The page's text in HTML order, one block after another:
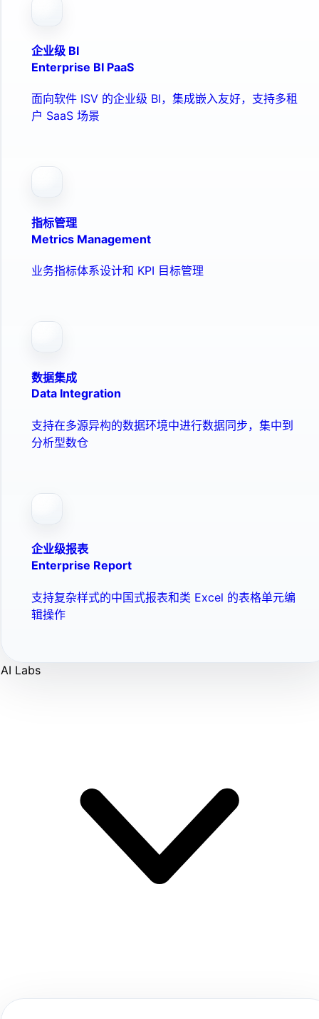
企业级 BI
Enterprise BI PaaS
面向软件 ISV 的企业级 BI，集成嵌入友好，支持多租
户 SaaS 场景
指标管理
Metrics Management
业务指标体系设计和 KPI 目标管理
数据集成
Data Integration
支持在多源异构的数据环境中进行数据同步，集中到
分析型数仓
企业级报表
Enterprise Report
支持复杂样式的中国式报表和类 Excel 的表格单元编
辑操作
AI Labs